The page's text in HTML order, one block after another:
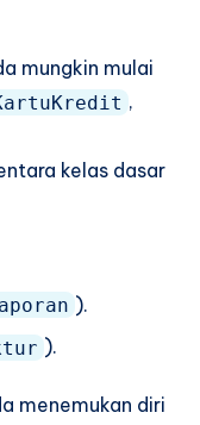
mungkin mulai
,
kelas dasar
).
).
menemukan diri